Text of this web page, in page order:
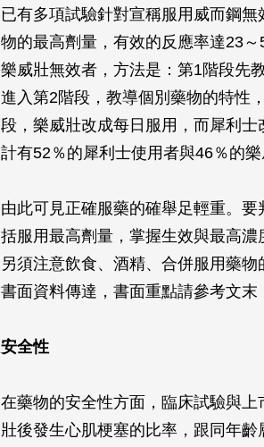
已有多項試驗針對宣稱服用威而鋼
物的最高劑量，有效的反應率達23
樂威壯無效者，方法是：第1階段先
進入第2階段，教導個別藥物的特性
段，樂威壯改成每日服用，而犀利
計有52％的犀利士使用者與46％的樂
由此可見正確服藥的確舉足輕重。
括服用最高劑量，掌握生效與最高
另須注意飲食、酒精、合併服用藥
書面資料傳達，書面重點請參考文末
安全性
在藥物的安全性方面，臨床試驗與
壯後發生心肌梗塞的比率，跟同年